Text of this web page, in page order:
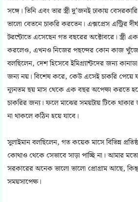
সঙ্গে। তিনি এবং তার স্ত্রী দু’জনই ঢাকায়
ভালো বেতনে চাকরি করতেন। এক্সপ্রেস এন্ট্রির
টরন্টোতে এসেছেন গত বছরের অক্টোবরে। স্ত্রী
করলেও, এখনও নিজের পছন্দের কোন কাজ খুঁজে
বলছিলেন, দেশ হিসেবে ইমিগ্র্যান্টদের জন্য
জন্য নয়। বিশেষ করে, কেউ এসেই চাকরি পেয়ে
ন্যূনতম ছয় মাস থেকে এক বছর অপেক্ষা করতে
চাকরির জন্য। ফলে মাঝের সময়টায় টিকে থাকার
না থাকলে কঠিন হয়ে যাবে।
সুলাইমান বলছিলেন, গত কয়েক মাসে বিভিন্ন
কোথাও থেকে সেভাবে সাড়া পাচ্ছি না। আমার
সরকারের অনেক ভালো ভালো প্রোগ্রাম আছে,
সময়সাপেক্ষ।